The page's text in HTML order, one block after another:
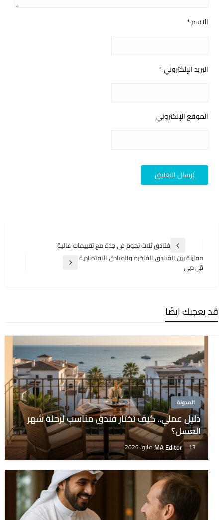
الاسم*
البريد الإلكتروني*
الموقع الإلكتروني
المقالات
المقالة
السابقة
فنادق ثلاث نجوم في جدة مع تقييمات عالية
المقالة
التالية
مقارنة بين الفنادق الفاخرة والفنادق الاقتصادية
في دبي
قد يعجبك ايضًا
المدونة
دليل عملي.. كيف تختار فندق مناسب لرحلة شهر
العسل؟
MA Editor 13 مايو، 2026